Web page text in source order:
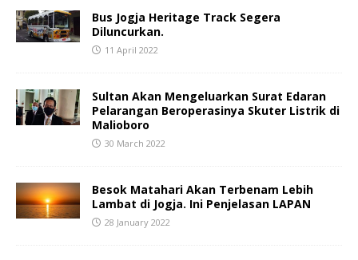
Bus Jogja Heritage Track Segera
Diluncurkan.
11 April 2022
Sultan Akan Mengeluarkan Surat Edaran
Pelarangan Beroperasinya Skuter Listrik di
Malioboro
30 March 2022
Besok Matahari Akan Terbenam Lebih
Lambat di Jogja. Ini Penjelasan LAPAN
28 January 2022